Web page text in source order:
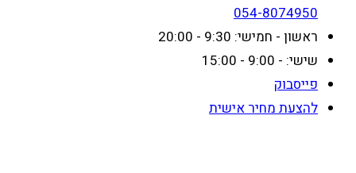
054-8074950
ראשון - חמישי: 9:30 - 20:00
שישי: - 9:00 - 15:00
פייסבוק
להצעת מחיר אישית